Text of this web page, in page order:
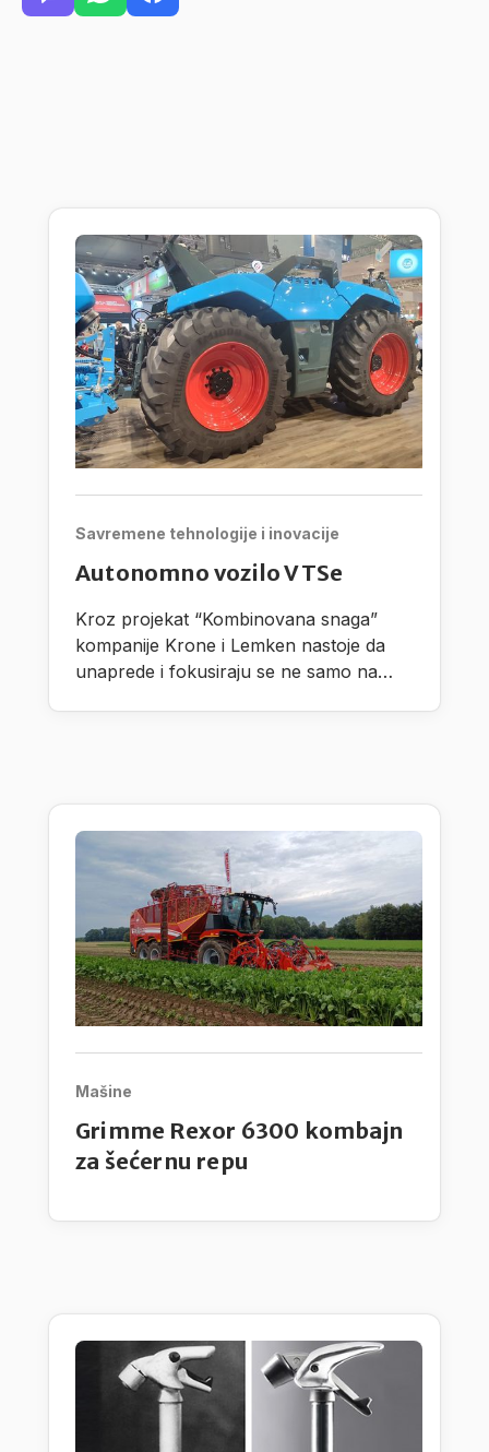
Savremene tehnologije i inovacije
Autonomno vozilo VTSe
Kroz projekat “Kombinovana snaga”
kompanije Krone i Lemken nastoje da
unaprede i fokusiraju se ne samo na
Mašine
Grimme Rexor 6300 kombajn
za šećernu repu